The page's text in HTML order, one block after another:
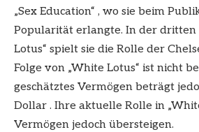
„Sex Education“ , wo sie beim
Popularität erlangte. In der dritten
Lotus“ spielt sie die Rolle der
Folge von „White Lotus“ ist nicht
geschätztes Vermögen beträgt
Dollar . Ihre aktuelle Rolle in
Vermögen jedoch übersteigen.